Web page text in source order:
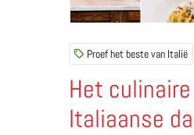
Het
Italiaanse
Proef het beste van Italië